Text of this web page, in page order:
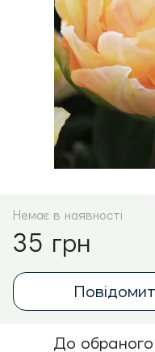
Немає в наявності
35 грн
До обраного